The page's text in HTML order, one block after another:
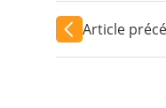
Article